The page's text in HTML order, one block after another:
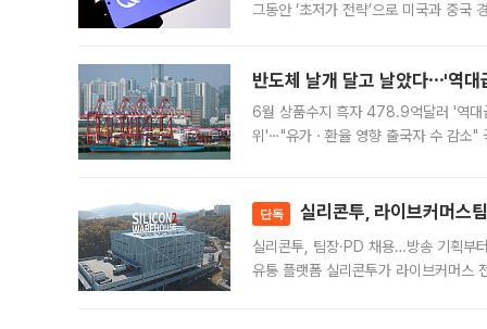
그동안 ‘초저가 전략’으로 미국과 중국
반도체 날개 달고 날았다⋯'역
6월 상품수지 흑자 478.9억달러 '역
위'⋯"유가ㆍ환율 영향 출국자 수 감소"
단독 실리콘투, 라이브커머스
실리콘투, 팀장·PD 채용…방송 기획부
유통 플랫폼 실리콘투가 라이브커머스